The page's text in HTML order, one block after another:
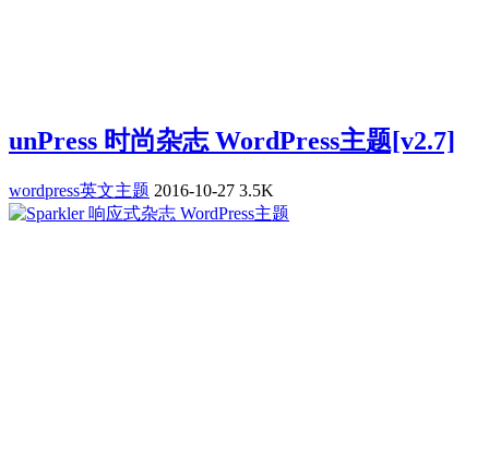
unPress 时尚杂志 WordPress主题[v2.7]
wordpress英文主题 2016-10-27 3.5K